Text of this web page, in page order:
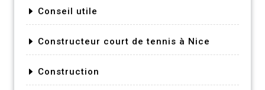
Conseil utile
Constructeur court de tennis à Nice
Construction